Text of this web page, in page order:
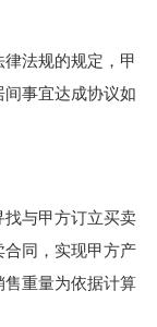
法规的规定，甲
事宜达成协议如
与甲方订立买卖
同，实现甲方产
重量为依据计算